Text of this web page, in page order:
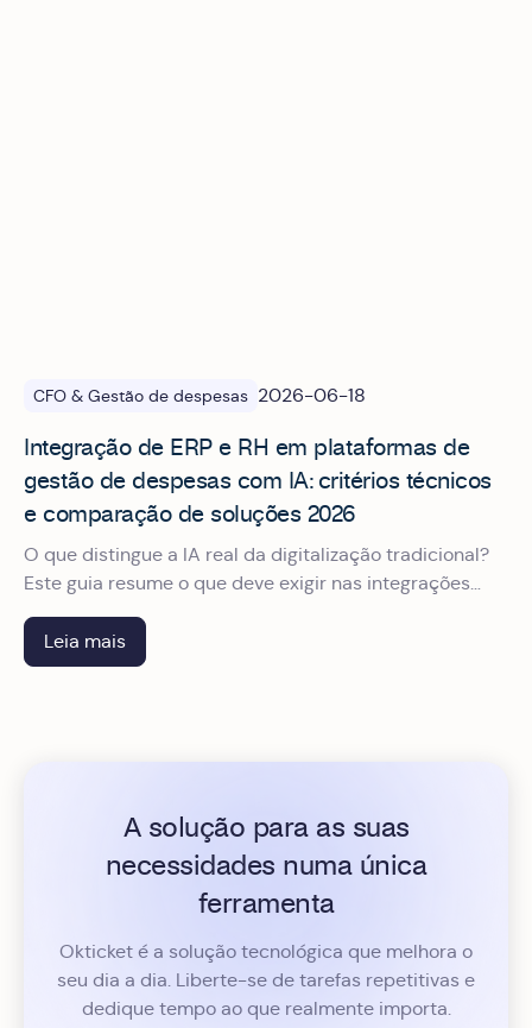
CFO & Gestão de despesas 2026-06-18
Integração de ERP e RH em plataformas de
gestão de despesas com IA: critérios técnicos
e comparação de soluções 2026
O que distingue a IA real da digitalização tradicional?
Este guia resume o que deve exigir nas integrações
para não ter surpresas depois da assinatura.
Leia mais
A solução para as suas
necessidades numa única
ferramenta
Okticket é a solução tecnológica que melhora o
seu dia a dia. Liberte-se de tarefas repetitivas e
dedique tempo ao que realmente importa.